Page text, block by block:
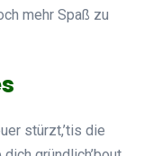
mehr Spaß zu
stürzt,’tis die